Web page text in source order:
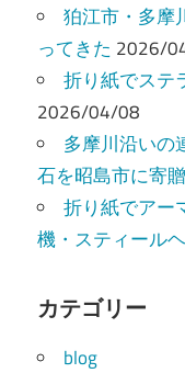
狛江市・多摩
ってきた 2026/
折り紙でステ
2026/04/08
多摩川沿いの
石を昭島市に寄
折り紙でアー
機・スティール
カテゴリー
blog